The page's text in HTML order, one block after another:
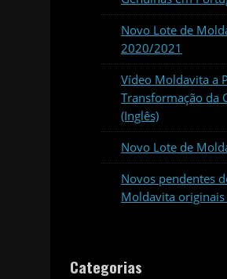
Novo Lote de
2020/2021
Vídeo Moldavita a
Transformação da
(Inglês)
Novo Lote de
Novos pendentes
Moldavita originais
Categorias